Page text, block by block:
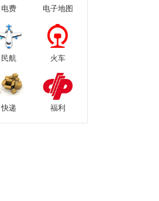
电费 电子地图
民航 火车
快递 福利